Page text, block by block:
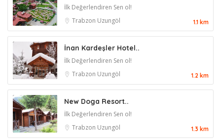
İlk Değerlendiren Sen ol!
Trabzon Uzungöl 1.1 km
İnan Kardeşler Hotel..
İlk Değerlendiren Sen ol!
Trabzon Uzungöl 1.2 km
New Doga Resort..
İlk Değerlendiren Sen ol!
Trabzon Uzungöl 1.3 km